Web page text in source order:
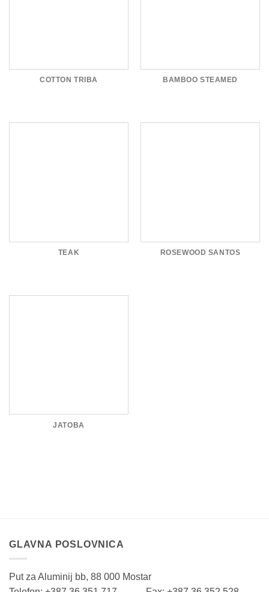
COTTON TRIBA BAMBOO STEAMED
TEAK ROSEWOOD SANTOS
JATOBA
GLAVNA POSLOVNICA
Put za Aluminij bb, 88 000 Mostar